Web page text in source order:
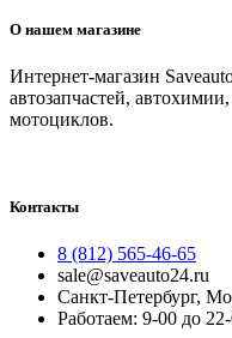
О нашем магазине
Интернет-магазин
автозапчастей,
мотоциклов.
Контакты
8 (812) 565-46-65
sale@saveauto24.ru
Санкт-Петербург,
Работаем: 9-00 до